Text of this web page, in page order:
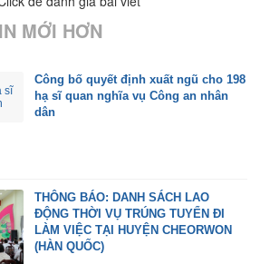
MỚI HƠN
Công bố quyết định xuất ngũ cho 198
hạ sĩ quan nghĩa vụ Công an nhân
dân
THÔNG BÁO: DANH SÁCH LAO
ĐỘNG THỜI VỤ TRÚNG TUYỂN ĐI
LÀM VIỆC TẠI HUYỆN CHEORWON
(HÀN QUỐC)